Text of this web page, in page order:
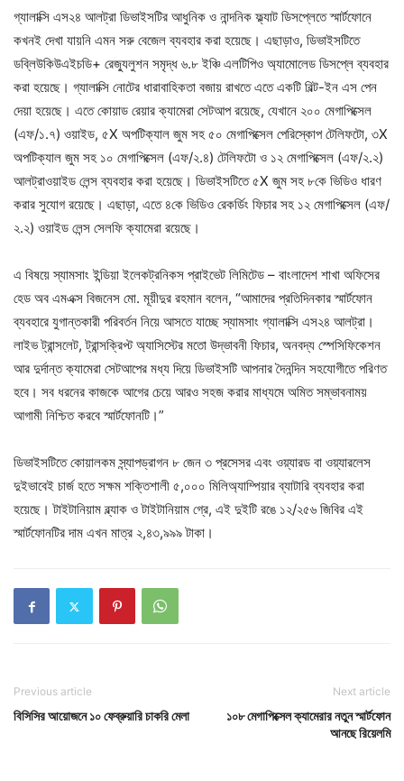
গ্যালাক্সি এস২৪ আলট্রা ডিভাইসটির আধুনিক ও নান্দনিক ফ্ল্যাট ডিসপ্লেতে স্মার্টফোনে
কখনই দেখা যায়নি এমন সরু বেজেল ব্যবহার করা হয়েছে। এছাড়াও, ডিভাইসটিতে
ডব্লিউকিউএইচডি+ রেজ্যুলুশন সমৃদ্ধ ৬.৮ ইঞ্চি এলটিপিও অ্যামোলেড ডিসপ্লে ব্যবহার
করা হয়েছে। গ্যালাক্সি নোটের ধারাবাহিকতা বজায় রাখতে এতে একটি বিল্ট-ইন এস পেন
দেয়া হয়েছে। এতে কোয়াড রেয়ার ক্যামেরা সেটআপ রয়েছে, যেখানে ২০০ মেগাপিক্সেল
(এফ/১.৭) ওয়াইড, ৫X অপটিক্যাল জুম সহ ৫০ মেগাপিক্সেল পেরিস্কোপ টেলিফটো, ৩X
অপটিক্যাল জুম সহ ১০ মেগাপিক্সেল (এফ/২.৪) টেলিফটো ও ১২ মেগাপিক্সেল (এফ/২.২)
আলট্রাওয়াইড লেন্স ব্যবহার করা হয়েছে। ডিভাইসটিতে ৫X জুম সহ ৮কে ভিডিও ধারণ
করার সুযোগ রয়েছে। এছাড়া, এতে ৪কে ভিডিও রেকর্ডিং ফিচার সহ ১২ মেগাপিক্সেল (এফ/
২.২) ওয়াইড লেন্স সেলফি ক্যামেরা রয়েছে।
এ বিষয়ে স্যামসাং ইন্ডিয়া ইলেকট্রনিকস প্রাইভেট লিমিটেড – বাংলাদেশ শাখা অফিসের
হেড অব এমএক্স বিজনেস মো. মূয়ীদুর রহমান বলেন, “আমাদের প্রতিদিনকার স্মার্টফোন
ব্যবহারে যুগান্তকারী পরিবর্তন নিয়ে আসতে যাচ্ছে স্যামসাং গ্যালাক্সি এস২৪ আলট্রা।
লাইভ ট্রান্সলেট, ট্রান্সক্রিপ্ট অ্যাসিস্টের মতো উদ্ভাবনী ফিচার, অনবদ্য স্পেসিফিকেশন
আর দুর্দান্ত ক্যামেরা সেটআপের মধ্য দিয়ে ডিভাইসটি আপনার দৈনন্দিন সহযোগীতে পরিণত
হবে। সব ধরনের কাজকে আগের চেয়ে আরও সহজ করার মাধ্যমে অমিত সম্ভাবনাময়
আগামী নিশ্চিত করবে স্মার্টফোনটি।”
ডিভাইসটিতে কোয়ালকম স্ন্যাপড্রাগন ৮ জেন ৩ প্রসেসর এবং ওয়্যারড বা ওয়্যারলেস
দুইভাবেই চার্জ হতে সক্ষম শক্তিশালী ৫,০০০ মিলিঅ্যাম্পিয়ার ব্যাটারি ব্যবহার করা
হয়েছে। টাইটানিয়াম ব্ল্যাক ও টাইটানিয়াম গ্রে, এই দুইটি রঙে ১২/২৫৬ জিবির এই
স্মার্টফোনটির দাম এখন মাত্র ২,৪৩,৯৯৯ টাকা।
Previous article
বিসিসির আয়োজনে ১০ ফেব্রুয়ারি চাকরি মেলা
Next article
১০৮ মেগাপিক্সেল ক্যামেরার নতুন স্মার্টফোন
আনছে রিয়েলমি